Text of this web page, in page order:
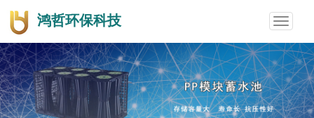
鸿哲环保科技
Toggle